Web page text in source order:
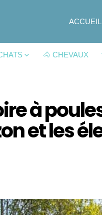
ACCUEIL
🐴 CHEVAUX
à
et les